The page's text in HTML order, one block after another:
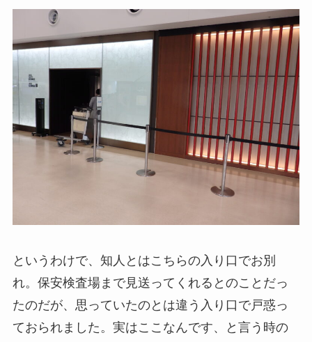
というわけで、知人とはこちらの入り口でお別
れ。保安検査場まで見送ってくれるとのことだっ
たのだが、思っていたのとは違う入り口で戸惑っ
ておられました。実はここなんです、と言う時の